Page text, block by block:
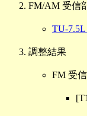
FM/AM 受信
TU-
調整結果
FM 受信